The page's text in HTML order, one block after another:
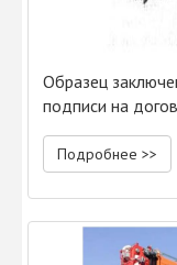
Образец
подписи на
Подробнее >>